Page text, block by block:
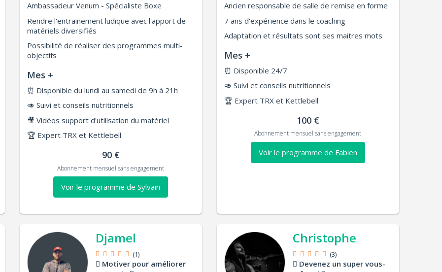
Ambassadeur Venum - Spécialiste Boxe
Rendre l'entrainement ludique avec l'apport de
matériels diversifiés
Possibilité de réaliser des programmes multi-
objectifs
Mes +
⏰ Disponible du lundi au samedi de 9h à 21h
🥑 Suivi et conseils nutritionnels
🎥 Vidéos support d'utilisation du matériel
🏆 Expert TRX et Kettlebell
90 €
Abonnement mensuel sans engagement
Voir le programme de Sylvain
Ancien responsable de salle de remise en forme
7 ans d'expérience dans le coaching
Adaptation et résultats sont ses maitres mots
Mes +
⏰ Disponible 24/7
🥑 Suivi et conseils nutritionnels
🏆 Expert TRX et Kettlebell
100 €
Abonnement mensuel sans engagement
Voir le programme de Fabien
Djamel
(1)
Motiver pour améliorer
Christophe
(3)
Devenez un super vous-